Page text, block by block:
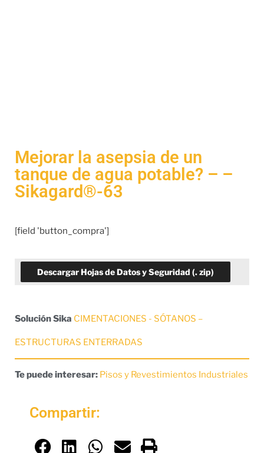
Mejorar la asepsia de un
tanque de agua potable? – –
Sikagard®-63
[field 'button_compra']
Descargar Hojas de Datos y Seguridad (. zip)
Solución Sika CIMENTACIONES - SÓTANOS –
ESTRUCTURAS ENTERRADAS
Te puede interesar: Pisos y Revestimientos Industriales
Compartir: